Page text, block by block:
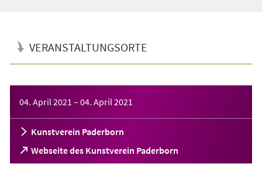
VERANSTALTUNGSORTE
04. April 2021 – 04. April 2021
Kunstverein Paderborn
Webseite des Kunstverein Paderborn
(Öffnet
in